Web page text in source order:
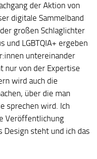
der Aktion von
digitale Sammelband
großen Schlaglichter
und LGBTQIA+ ergeben
untereinander
nur von der Expertise
wird auch die
über die man
sprechen wird. Ich
Veröffentlichung
Design steht und ich das